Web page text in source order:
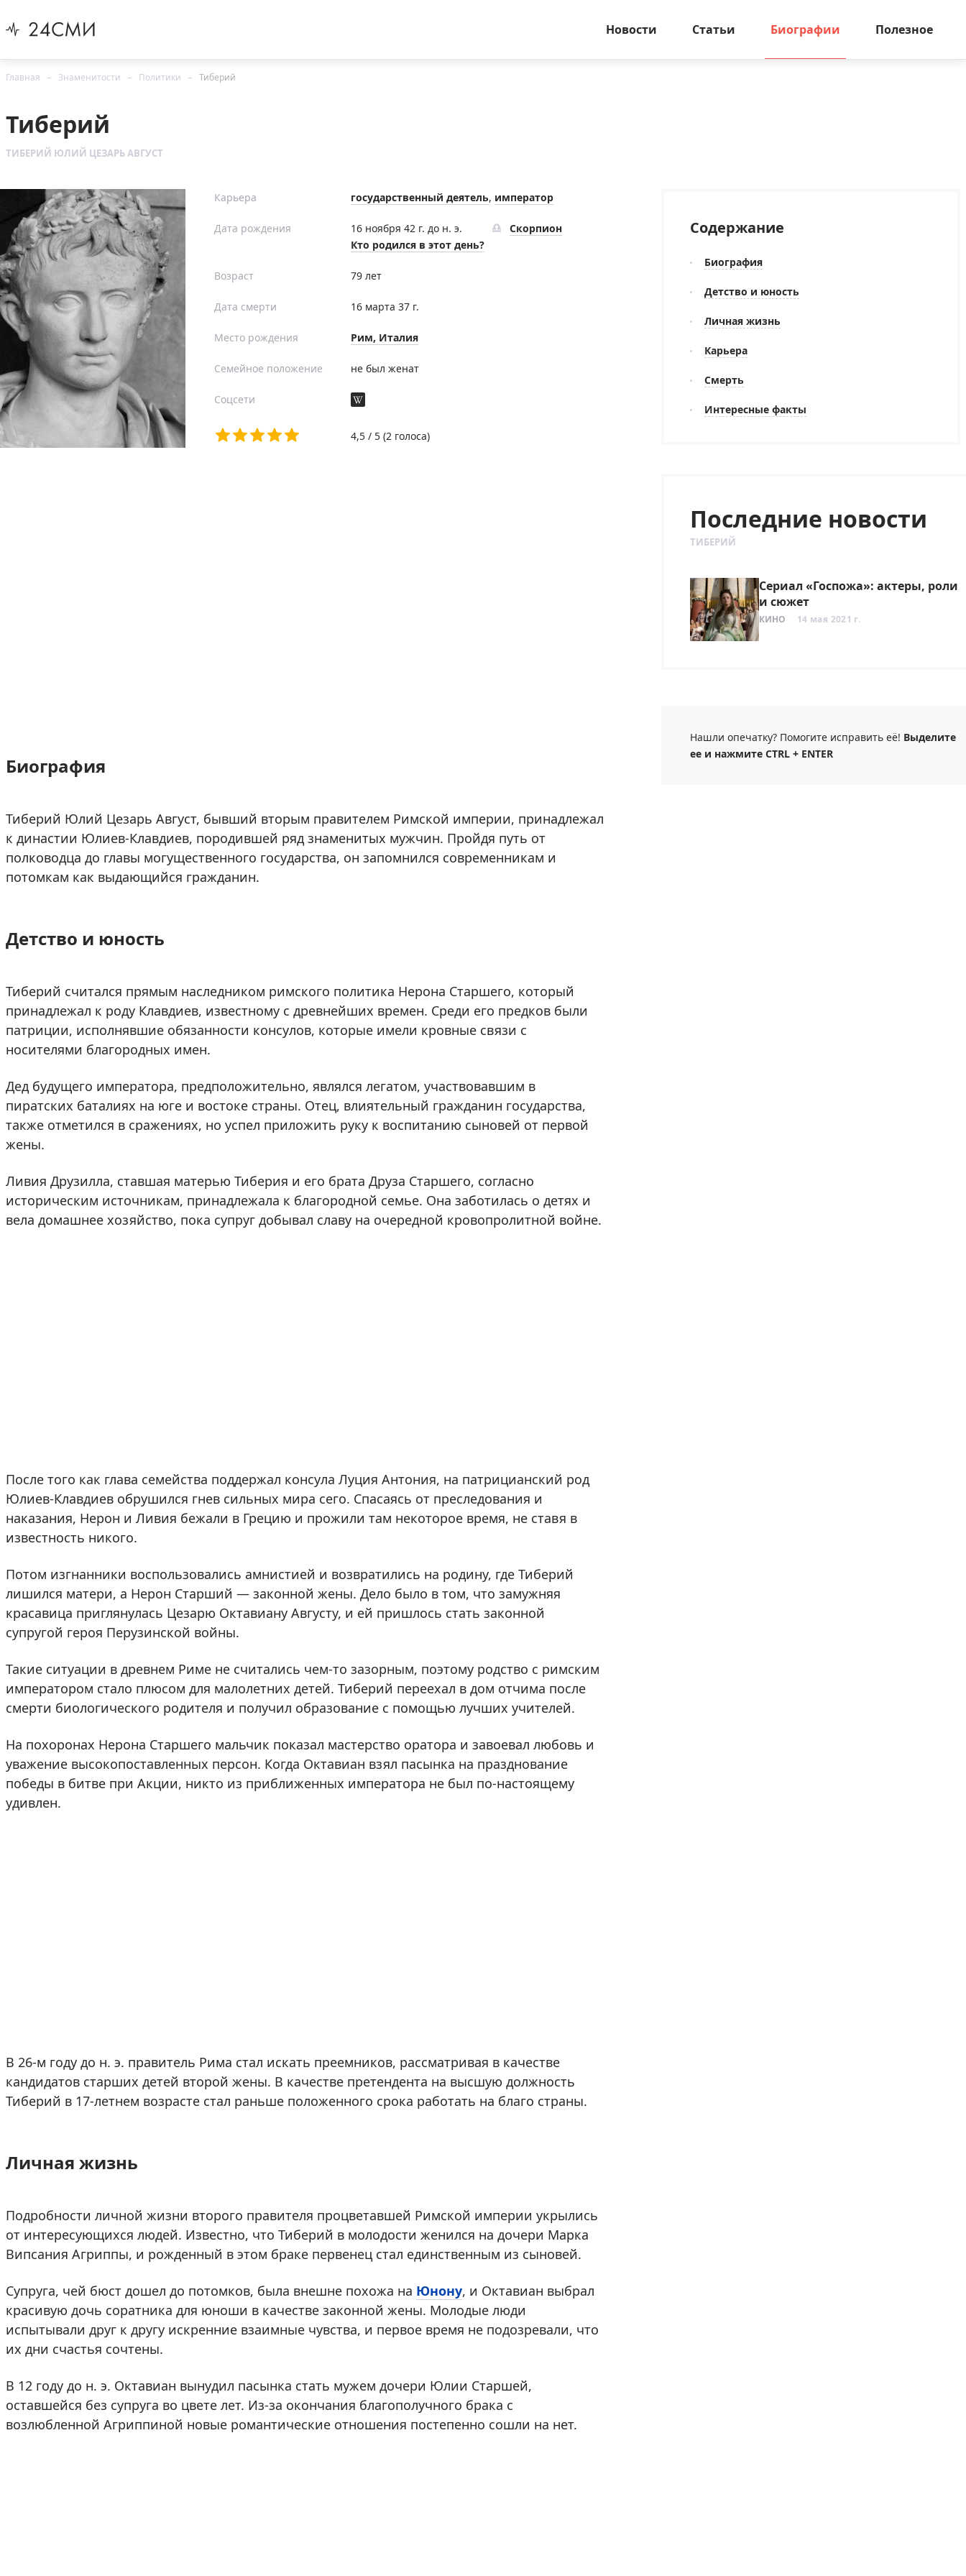
Новости Статьи Биографии Полезное
Главная Знаменитости Политики Тиберий
Тиберий
ТИБЕРИЙ ЮЛИЙ ЦЕЗАРЬ АВГУСТ
Карьера государственный деятель, император
Дата рождения 16 ноября 42 г. до н. э.
Скорпион
Кто родился в этот день?
Возраст 79 лет
Дата смерти 16 марта 37 г.
Место рождения Рим, Италия
Семейное положение не был женат
Соцсети
4,5 / 5 (2 голоса)
Биография
Тиберий Юлий Цезарь Август, бывший вторым правителем Римской империи, принадлежал
к династии Юлиев-Клавдиев, породившей ряд знаменитых мужчин. Пройдя путь от
полководца до главы могущественного государства, он запомнился современникам и
потомкам как выдающийся гражданин.
Детство и юность
Тиберий считался прямым наследником римского политика Нерона Старшего, который
принадлежал к роду Клавдиев, известному с древнейших времен. Среди его предков были
патриции, исполнявшие обязанности консулов, которые имели кровные связи с
носителями благородных имен.
Дед будущего императора, предположительно, являлся легатом, участвовавшим в
пиратских баталиях на юге и востоке страны. Отец, влиятельный гражданин государства,
также отметился в сражениях, но успел приложить руку к воспитанию сыновей от первой
жены.
Ливия Друзилла, ставшая матерью Тиберия и его брата Друза Старшего, согласно
историческим источникам, принадлежала к благородной семье. Она заботилась о детях и
вела домашнее хозяйство, пока супруг добывал славу на очередной кровопролитной войне.
После того как глава семейства поддержал консула Луция Антония, на патрицианский род
Юлиев-Клавдиев обрушился гнев сильных мира сего. Спасаясь от преследования и
наказания, Нерон и Ливия бежали в Грецию и прожили там некоторое время, не ставя в
известность никого.
Потом изгнанники воспользовались амнистией и возвратились на родину, где Тиберий
лишился матери, а Нерон Старший — законной жены. Дело было в том, что замужняя
красавица приглянулась Цезарю Октавиану Августу, и ей пришлось стать законной
супругой героя Перузинской войны.
Такие ситуации в древнем Риме не считались чем-то зазорным, поэтому родство с римским
императором стало плюсом для малолетних детей. Тиберий переехал в дом отчима после
смерти биологического родителя и получил образование с помощью лучших учителей.
На похоронах Нерона Старшего мальчик показал мастерство оратора и завоевал любовь и
уважение высокопоставленных персон. Когда Октавиан взял пасынка на празднование
победы в битве при Акции, никто из приближенных императора не был по-настоящему
удивлен.
В 26-м году до н. э. правитель Рима стал искать преемников, рассматривая в качестве
кандидатов старших детей второй жены. В качестве претендента на высшую должность
Тиберий в 17-летнем возрасте стал раньше положенного срока работать на благо страны.
Личная жизнь
Подробности личной жизни второго правителя процветавшей Римской империи укрылись
от интересующихся людей. Известно, что Тиберий в молодости женился на дочери Марка
Випсания Агриппы, и рожденный в этом браке первенец стал единственным из сыновей.
Супруга, чей бюст дошел до потомков, была внешне похожа на Юнону, и Октавиан выбрал
красивую дочь соратника для юноши в качестве законной жены. Молодые люди
испытывали друг к другу искренние взаимные чувства, и первое время не подозревали, что
их дни счастья сочтены.
В 12 году до н. э. Октавиан вынудил пасынка стать мужем дочери Юлии Старшей,
оставшейся без супруга во цвете лет. Из-за окончания благополучного брака с
возлюбленной Агриппиной новые романтические отношения постепенно сошли на нет.
Содержание
Биография
Детство и юность
Личная жизнь
Карьера
Смерть
Интересные факты
Последние новости
ТИБЕРИЙ
Сериал «Госпожа»: актеры, роли
и сюжет
КИНО 14 мая 2021 г.
Нашли опечатку? Помогите исправить её! Выделите
ее и нажмите CTRL + ENTER